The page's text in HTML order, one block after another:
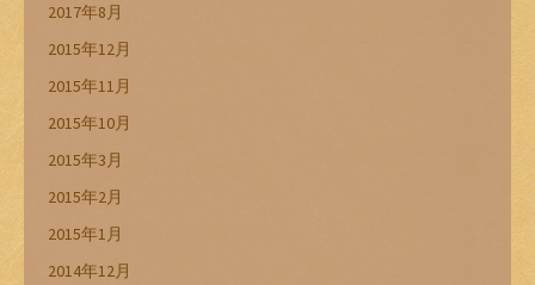
2017年8月
2015年12月
2015年11月
2015年10月
2015年3月
2015年2月
2015年1月
2014年12月